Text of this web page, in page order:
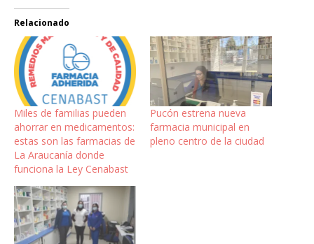
Relacionado
Miles de familias pueden
ahorrar en medicamentos:
estas son las farmacias de
La Araucanía donde
funciona la Ley Cenabast
Pucón estrena nueva
farmacia municipal en
pleno centro de la ciudad